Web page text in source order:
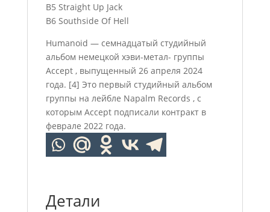
B5 Straight Up Jack
B6 Southside Of Hell
Humanoid — семнадцатый студийный
альбом немецкой хэви-метал- группы
Accept , выпущенный 26 апреля 2024
года. [4] Это первый студийный альбом
группы на лейбле Napalm Records , с
которым Accept подписали контракт в
феврале 2022 года.
Детали